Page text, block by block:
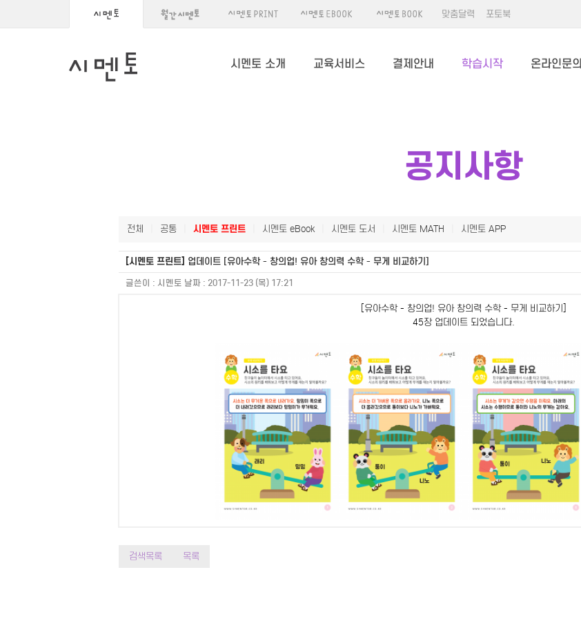
맞춤달력 포토북
시멘토 소개 교육서비스 결제안내 학습시작 온라인문의
공지사항
전체 공통 시멘토 프린트 시멘토 eBook 시멘토 도서 시멘토 MATH 시멘토 APP
[시멘토 프린트] 업데이트 [유아수학 - 창의업! 유아 창의력 수학 - 무게 비교하기]
글쓴이 : 시멘토 날짜 : 2017-11-23 (목) 17:21
[유아수학 - 창의업! 유아 창의력 수학 - 무게 비교하기]
45장 업데이트 되었습니다.
검색목록 목록